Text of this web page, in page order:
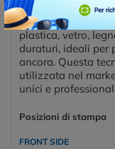
L'incisione laser
raggio laser per
plastica, vetro,
duraturi, ideali per
ancora. Questa
utilizzata nel
unici e
Posizioni di stampa
FRONT SIDE